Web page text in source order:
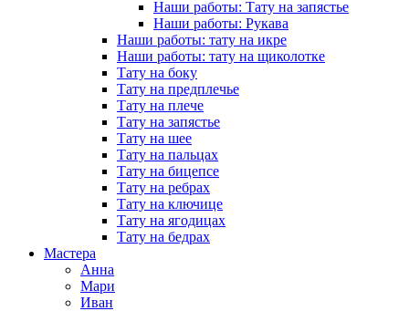
Наши работы: Тату на запястье
Наши работы: Рукава
Наши работы: тату на икре
Наши работы: тату на щиколотке
Тату на боку
Тату на предплечье
Тату на плече
Тату на запястье
Тату на шее
Тату на пальцах
Тату на бицепсе
Тату на ребрах
Тату на ключице
Тату на ягодицах
Тату на бедрах
Мастера
Анна
Мари
Иван